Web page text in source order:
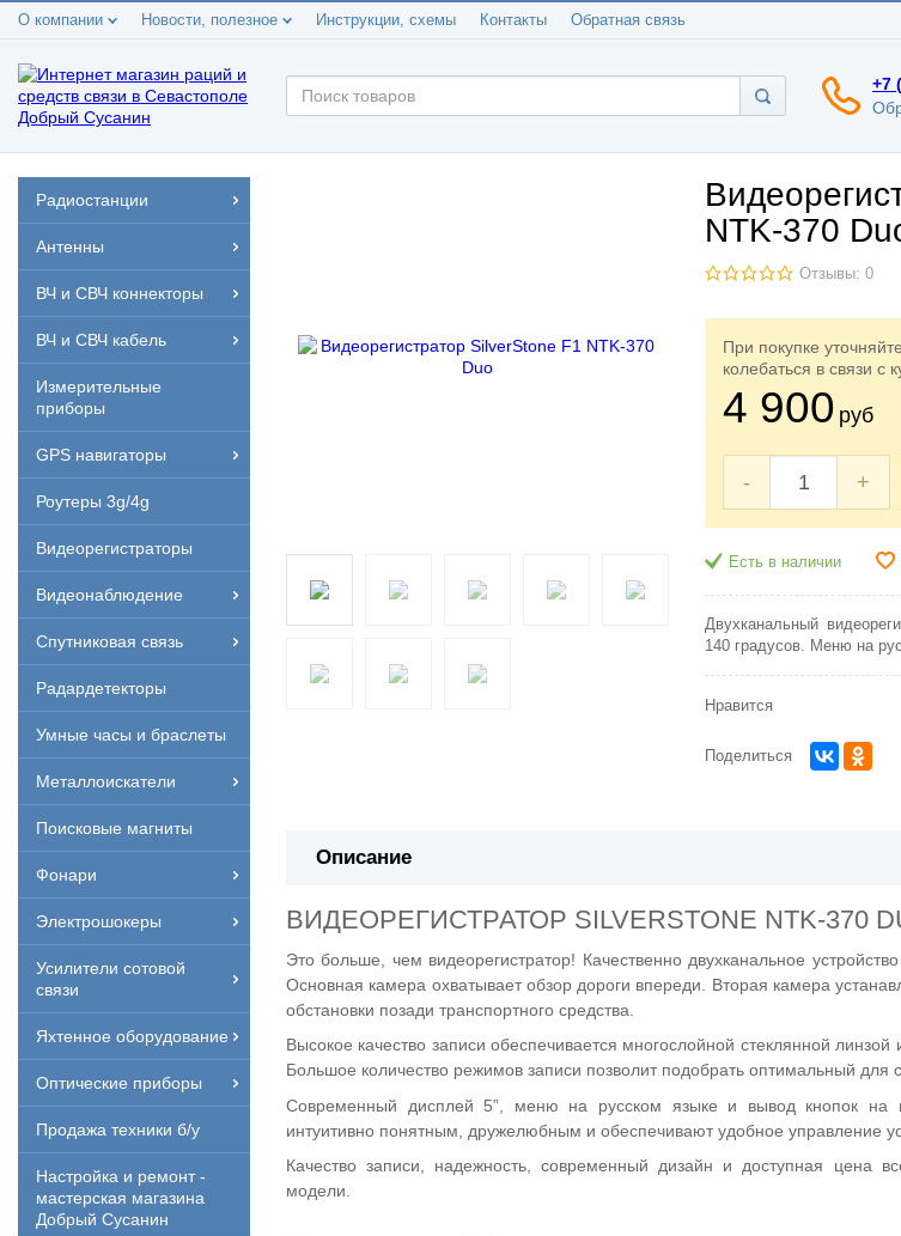
О компании Новости, полезное Инструкции, схемы Контакты Обратная связь
+7
Радиостанции
Антенны
ВЧ и СВЧ коннекторы
ВЧ и СВЧ кабель
Измерительные
приборы
GPS навигаторы
Роутеры 3g/4g
Видеорегистраторы
Видеонаблюдение
Спутниковая связь
Радардетекторы
Умные часы и браслеты
Металлоискатели
Поисковые магниты
Фонари
Электрошокеры
Усилители сотовой
связи
Яхтенное оборудование
Оптические приборы
Продажа техники б/у
Настройка и ремонт -
мастерская магазина
Добрый Сусанин
NTK-370
Отзывы: 0
При покупке
колебаться в связи с
4 900 руб
- +
Есть в наличии
Двухканальный
140 градусов. Меню на
Нравится
Поделиться
Описание
ВИДЕОРЕГИСТРАТОР SILVERSTONE NTK-370
Это больше, чем видеорегистратор! Качественно двухканальное
Основная камера охватывает обзор дороги впереди. Вторая камера
обстановки позади транспортного средства.
Высокое качество записи обеспечивается многослойной стеклянной
Большое количество режимов записи позволит подобрать оптимальный для
Современный дисплей 5”, меню на русском языке и вывод кнопок на
интуитивно понятным, дружелюбным и обеспечивают удобное управление
Качество записи, надежность, современный дизайн и доступная цена
модели.